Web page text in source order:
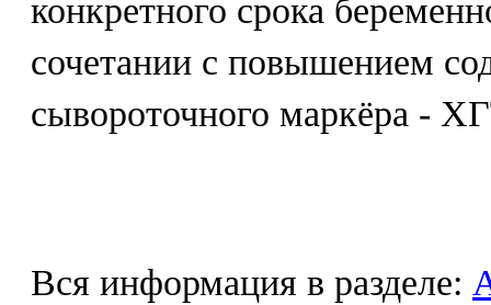
конкретного срока
сочетании с повышением
сывороточного маркёра -
Вся информация в разделе: